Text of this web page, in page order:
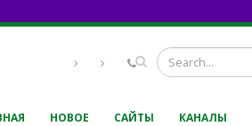
НОВОЕ САЙТЫ КАНАЛЫ